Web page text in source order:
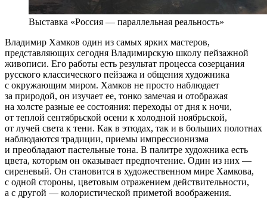
Выставка «Россия — параллельная реальность»
Владимир Хамков один из самых ярких мастеров,
представляющих сегодня Владимирскую школу пейзажной
живописи. Его работы есть результат процесса созерцания
русского классического пейзажа и общения художника
с окружающим миром. Хамков не просто наблюдает
за природой, он изучает ее, тонко замечая и отображая
на холсте разные ее состояния: переходы от дня к ночи,
от теплой сентябрьской осени к холодной ноябрьской,
от лучей света к тени. Как в этюдах, так и в больших полотнах
наблюдаются традиции, приемы импрессионизма
и преобладают пастельные тона. В палитре художника есть
цвета, которым он оказывает предпочтение. Один из них —
сиреневый. Он становится в художественном мире Хамкова,
с одной стороны, цветовым отражением действительности,
а с другой — колористической приметой воображения.